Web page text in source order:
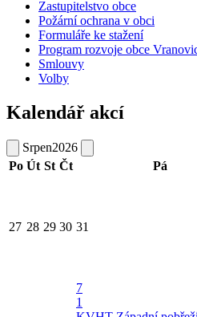
Zastupitelstvo obce
Požární ochrana v obci
Formuláře ke stažení
Program rozvoje obce
Smlouvy
Volby
Kalendář akcí
Srpen2026
Po Út St Čt Pá
27 28 29 30 31
7
1